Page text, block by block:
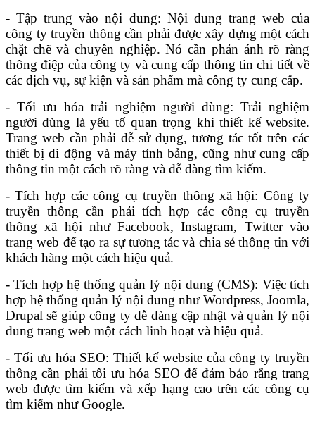
- Tập trung vào nội dung: Nội dung trang web của
công ty truyền thông cần phải được xây dựng một cách
chặt chẽ và chuyên nghiệp. Nó cần phản ánh rõ ràng
thông điệp của công ty và cung cấp thông tin chi tiết về
các dịch vụ, sự kiện và sản phẩm mà công ty cung cấp.
- Tối ưu hóa trải nghiệm người dùng: Trải nghiệm
người dùng là yếu tố quan trọng khi thiết kế website.
Trang web cần phải dễ sử dụng, tương tác tốt trên các
thiết bị di động và máy tính bảng, cũng như cung cấp
thông tin một cách rõ ràng và dễ dàng tìm kiếm.
- Tích hợp các công cụ truyền thông xã hội: Công ty
truyền thông cần phải tích hợp các công cụ truyền
thông xã hội như Facebook, Instagram, Twitter vào
trang web để tạo ra sự tương tác và chia sẻ thông tin với
khách hàng một cách hiệu quả.
- Tích hợp hệ thống quản lý nội dung (CMS): Việc tích
hợp hệ thống quản lý nội dung như Wordpress, Joomla,
Drupal sẽ giúp công ty dễ dàng cập nhật và quản lý nội
dung trang web một cách linh hoạt và hiệu quả.
- Tối ưu hóa SEO: Thiết kế website của công ty truyền
thông cần phải tối ưu hóa SEO để đảm bảo rằng trang
web được tìm kiếm và xếp hạng cao trên các công cụ
tìm kiếm như Google.